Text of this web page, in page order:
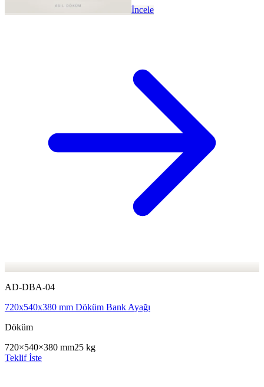
İncele
AD-DBA-04
720x540x380 mm Döküm Bank Ayağı
Döküm
720×540×380 mm25 kg
Teklif İste